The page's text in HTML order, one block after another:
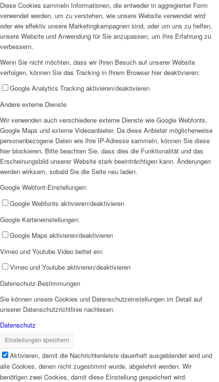
Arbeitsbereiche
Schwangerschaftsberatung
Migrationsberatung
Antidiskriminierungsberatung
Diese Cookies sammeln Informationen, die entweder in aggregierter Form
verwendet werden, um zu verstehen, wie unsere Website verwendet wird
oder wie effektiv unsere Marketingkampagnen sind, oder um uns zu helfen,
unsere Website und Anwendung für Sie anzupassen, um Ihre Erfahrung zu
verbessern.
Wenn Sie nicht möchten, dass wir Ihren Besuch auf unserer Website
verfolgen, können Sie das Tracking in Ihrem Browser hier deaktivieren:
Google Analytics Tracking aktivieren/deaktivieren
Andere externe Dienste
Wir verwenden auch verschiedene externe Dienste wie Google Webfonts,
Google Maps und externe Videoanbieter. Da diese Anbieter möglicherweise
personenbezogene Daten wie Ihre IP-Adresse sammeln, können Sie diese
hier blockieren. Bitte beachten Sie, dass dies die Funktionalität und das
Erscheinungsbild unserer Website stark beeinträchtigen kann. Änderungen
werden wirksam, sobald Sie die Seite neu laden.
Google Webfont-Einstellungen:
Google Webfonts aktivieren/deaktivieren
Google Karteneinstellungen:
Google Maps aktivieren/deaktivieren
Vimeo und Youtube Video bettet ein:
Vimeo und Youtube aktivieren/deaktivieren
Datenschutz-Bestimmungen
Sie können unsere Cookies und Datenschutzeinstellungen im Detail auf
unserer Datenschutzrichtlinie nachlesen.
Datenschutz
Einstellungen speichern
Aktivieren, damit die Nachrichtenleiste dauerhaft ausgeblendet wird und
alle Cookies, denen nicht zugestimmt wurde, abgelehnt werden. Wir
benötigen zwei Cookies, damit diese Einstellung gespeichert wird.